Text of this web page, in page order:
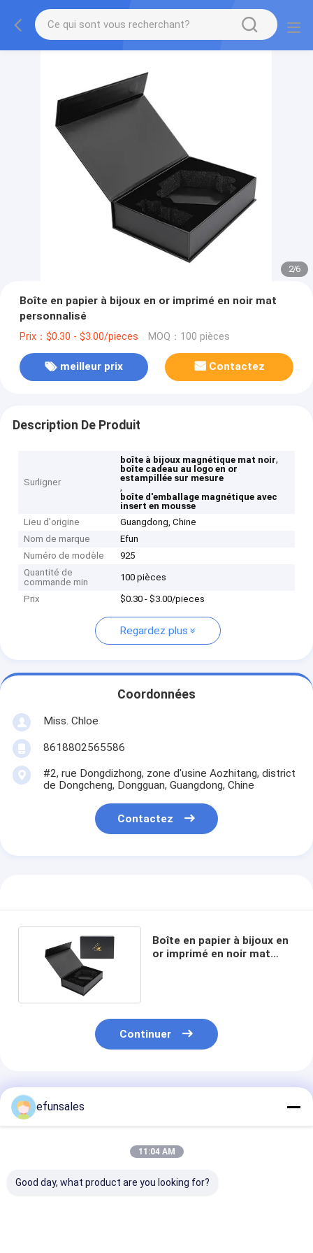
2/6
Boîte en papier à bijoux en or imprimé en noir mat
personnalisé
Prix：$0.30 - $3.00/pieces MOQ：100 pièces
meilleur prix Contactez
Description De Produit
Surligner
boîte à bijoux magnétique mat noir,
boîte cadeau au logo en or
estampillée sur mesure
,
boîte d'emballage magnétique avec
insert en mousse
Lieu d'origine
Guangdong, Chine
Nom de marque
Efun
Numéro de modèle
925
Quantité de
commande min
100 pièces
Prix $0.30 - $3.00/pieces
Regardez plus
Coordonnées
Miss. Chloe
8618802565586
#2, rue Dongdizhong, zone d'usine Aozhitang, district
de Dongcheng, Dongguan, Guangdong, Chine
Contactez
Boîte en papier à bijoux en
or imprimé en noir mat
Continuer
Produits Recommandés
efunsales
11:04 AM
Good day, what product are you looking for?